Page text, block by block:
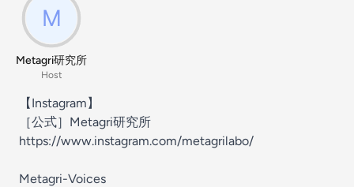
Metagri研究所
Host
【Instagram】
［公式］Metagri研究所
https://www.instagram.com/metagrilabo/
Metagri-Voices